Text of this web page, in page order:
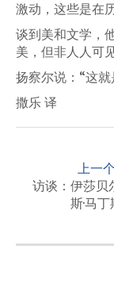
激动，这些是在
谈到美和文学，
美，但非人人可
扬察尔说：“这
撒乐 译
n
上一个
访谈：伊莎贝
斯·马丁